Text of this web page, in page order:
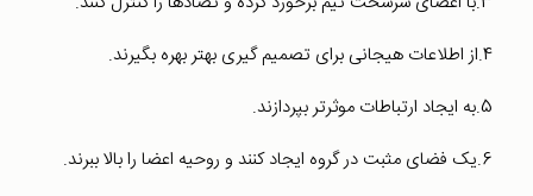
4.از اطلاعات هیجانی برای تصمیم گیری بهتر بهره بگیرند.
5.به ایجاد ارتباطات موثرتر بپردازند.
6.یک فضای مثبت در گروه ایجاد کنند و روحیه اعضا را بالا ببرند.